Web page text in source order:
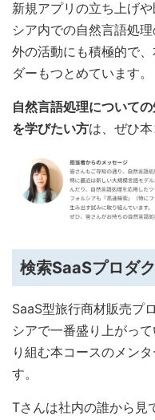
新規アプリの立ち上げ
シア内での自然言語処
外の活動にも積極的で
ダーもつとめています。
自然言語処理について
を学びたい方は、ぜひ
検索SaaSプロダ
SaaS型旅行商材販売プ
シアで一番盛り上がっ
り組む本コースのメン
す。
Tさんは社内の誰から見